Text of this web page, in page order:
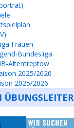
Frauen
Bundesliga
Altentreptow
2025/2026
2025/2026
ÜBUNGSLEITER